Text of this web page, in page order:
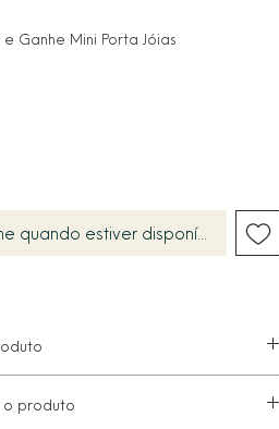
Ganhe Mini Porta Jóias
quando estiver disponível
o produto